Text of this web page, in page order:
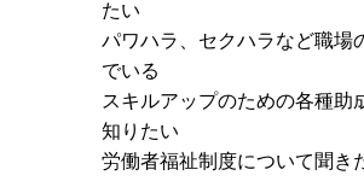
たい
パワハラ、セクハラなど職場
でいる
スキルアップのための各種助
知りたい
労働者福祉制度について聞き